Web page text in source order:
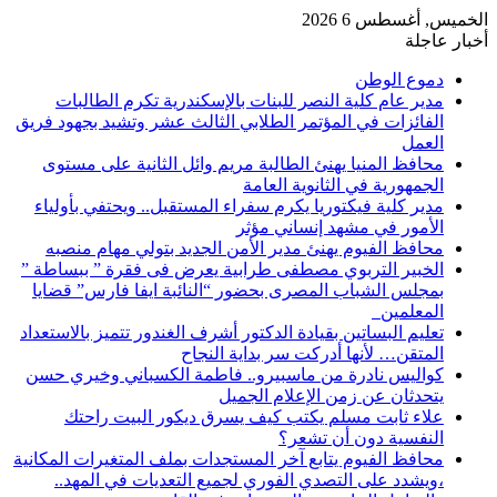
الخميس, أغسطس 6 2026
أخبار عاجلة
دموع الوطن
مدير عام كلية النصر للبنات بالإسكندرية تكرم الطالبات
الفائزات في المؤتمر الطلابي الثالث عشر وتشيد بجهود فريق
العمل
محافظ المنيا يهنئ الطالبة مريم وائل الثانية على مستوى
الجمهورية في الثانوية العامة
مدير كلية فيكتوريا يكرم سفراء المستقبل.. ويحتفي بأولياء
الأمور في مشهد إنساني مؤثر
محافظ الفيوم يهنئ مدير الأمن الجديد بتولي مهام منصبه
الخبير التربوي مصطفى طرابية يعرض فى فقرة ” ببساطة ”
بمجلس الشباب المصرى بحضور “النائبة ايفا فارس” قضايا
المعلمين
تعليم البساتين بقيادة الدكتور أشرف الغندور تتميز بالاستعداد
المتقن… لأنها أدركت سر بداية النجاح
كواليس نادرة من ماسبيرو.. فاطمة الكسباني وخيري حسن
يتحدثان عن زمن الإعلام الجميل
علاء ثابت مسلم يكتب كيف يسرق ديكور البيت راحتك
النفسية دون أن تشعر؟
محافظ الفيوم يتابع آخر المستجدات بملف المتغيرات المكانية
،ويشدد على التصدي الفوري لجميع التعديات في المهد..